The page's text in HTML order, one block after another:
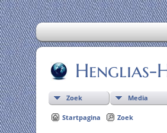
Henglias-
Zoek Media
Startpagina Zoek